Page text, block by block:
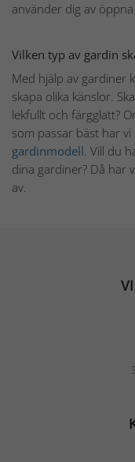
använder dig av
Vilken typ av gardin
Med hjälp av gardiner
skapa olika känslor.
lekfullt och färgglatt?
som passar bäst har
gardinmodell. Vill du
dina gardiner? Då har
av.